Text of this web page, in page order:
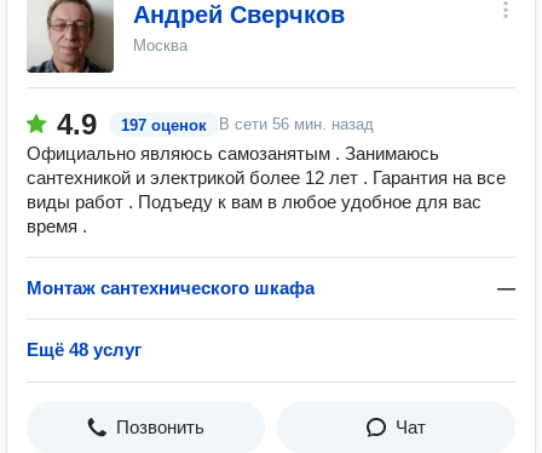
Андрей Сверчков
Москва
4.9 197 оценок В сети 56 мин. назад
Официально являюсь самозанятым . Занимаюсь
сантехникой и электрикой более 12 лет . Гарантия на все
виды работ . Подъеду к вам в любое удобное для вас
время .
Монтаж сантехнического шкафа —
Ещё 48 услуг
Позвонить Чат